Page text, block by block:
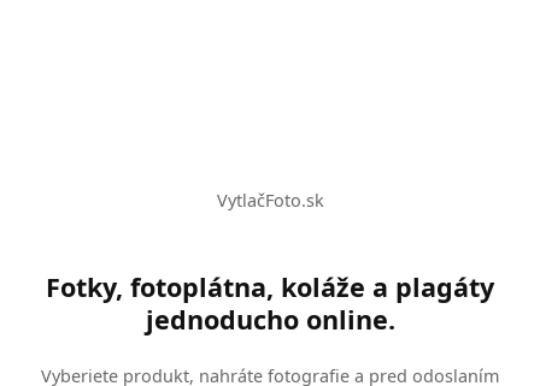
VytlačFoto.sk
Fotky, fotoplátna, koláže a plagáty
jednoducho online.
Vyberiete produkt, nahráte fotografie a pred odoslaním